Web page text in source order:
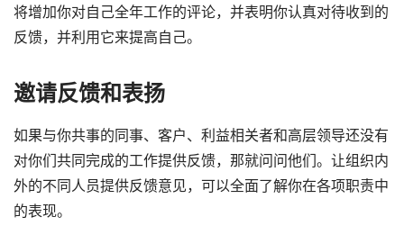
将增加你对自己全年工作的评论，并表明你认真对待收到的
反馈，并利用它来提高自己。
邀请反馈和表扬
如果与你共事的同事、客户、利益相关者和高层领导还没有
对你们共同完成的工作提供反馈，那就问问他们。让组织内
外的不同人员提供反馈意见，可以全面了解你在各项职责中
的表现。